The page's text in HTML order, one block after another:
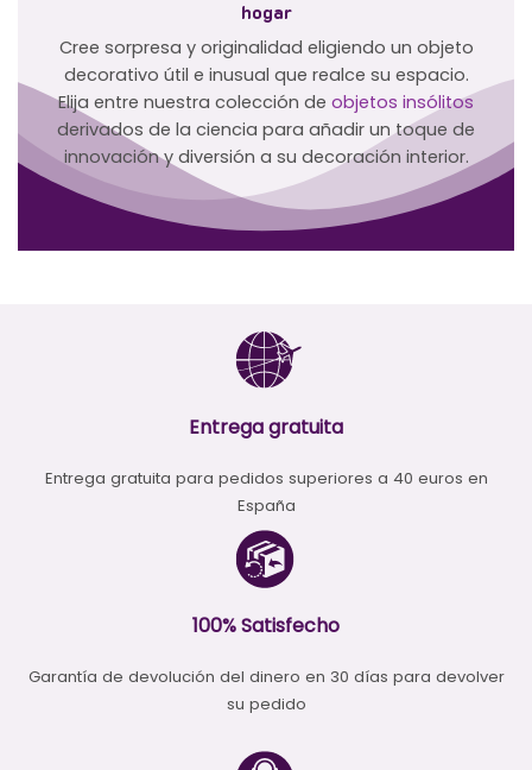
hogar
Cree sorpresa y originalidad eligiendo un objeto
decorativo útil e inusual que realce su espacio.
Elija entre nuestra colección de objetos insólitos
derivados de la ciencia para añadir un toque de
innovación y diversión a su decoración interior.
Entrega gratuita
Entrega gratuita para pedidos superiores a 40 euros en
España
100% Satisfecho
Garantía de devolución del dinero en 30 días para devolver
su pedido